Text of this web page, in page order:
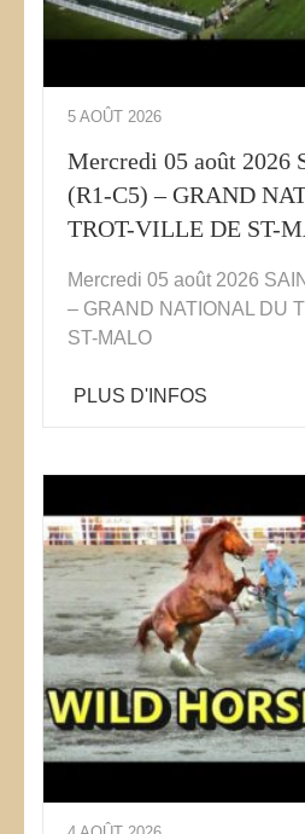
5 AOÛT 2026
Mercredi 05 août 2026
(R1-C5) – GRAND
TROT-VILLE DE ST-
Mercredi 05 août 2026
– GRAND NATIONAL DU
ST-MALO
PLUS D'INFOS